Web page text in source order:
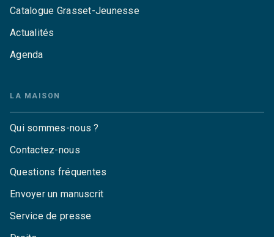
Catalogue Grasset-Jeunesse
Actualités
Agenda
LA MAISON
Qui sommes-nous ?
Contactez-nous
Questions fréquentes
Envoyer un manuscrit
Service de presse